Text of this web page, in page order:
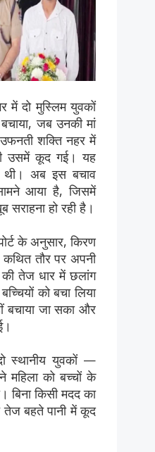
में दो मुस्लिम युवकों
जब उनकी मां
शक्ति नहर में
उसमें कूद गई। यह
अब इस बचाव
आया है, जिसमें
सराहना हो रही है।
के अनुसार, किरण
तौर पर अपनी
की तेज धार में छलांग
को बचा लिया
बचाया जा सका और
स्थानीय युवकों —
को बच्चों के
किसी मदद का
तेज बहते पानी में कूद